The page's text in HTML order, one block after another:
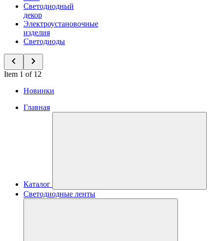
Светодиодный
декор
Электроустановочные
изделия
Светодиоды
Item 1 of 12
Новинки
Главная
Каталог
Светодиодные ленты